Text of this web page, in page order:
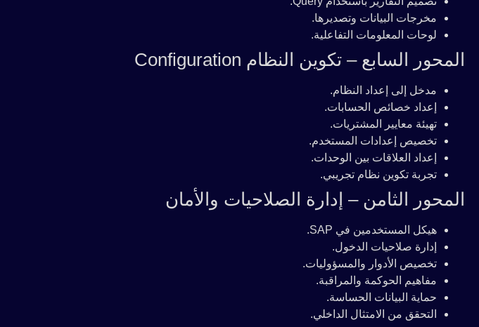
مخرجات البيانات وتصديرها.
لوحات المعلومات التفاعلية.
المحور السابع – تكوين النظام Configuration
مدخل إلى إعداد النظام.
إعداد خصائص الحسابات.
تهيئة معايير المشتريات.
تخصيص إعدادات المستخدم.
إعداد العلاقات بين الوحدات.
تجربة تكوين نظام تجريبي.
المحور الثامن – إدارة الصلاحيات والأمان
هيكل المستخدمين في SAP.
إدارة صلاحيات الدخول.
تخصيص الأدوار والمسؤوليات.
مفاهيم الحوكمة والمراقبة.
حماية البيانات الحساسة.
التحقق من الامتثال الداخلي.